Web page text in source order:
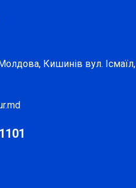
Кишинів вул. Ісмаїл,